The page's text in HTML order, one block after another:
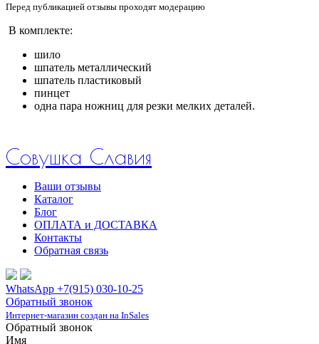
Перед публикацией отзывы проходят модерацию
В комплекте:
шило
шпатель металлический
шпатель пластиковый
пинцет
одна пара ножниц для резки мелких деталей.
Совушка Славия
Ваши отзывы
Каталог
Блог
ОПЛАТА и ДОСТАВКА
Контакты
Обратная связь
WhatsApp +7(915) 030-10-25
Обратный звонок
Интернет-магазин создан на InSales
Обратный звонок
Имя